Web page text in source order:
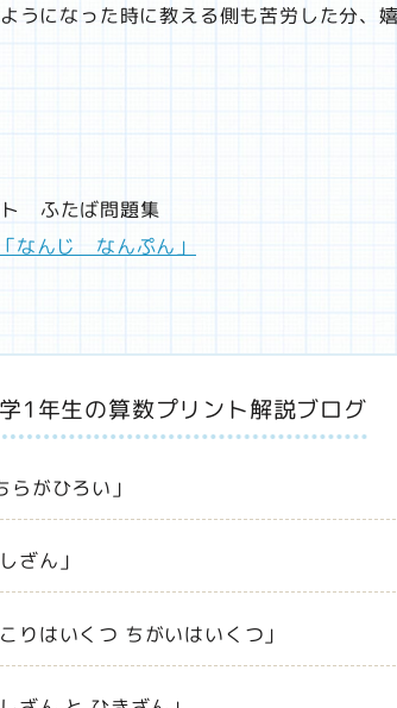
うになった時に教える側も苦労した分、
ト ふたば問題集
なんじ なんぷん」
1年生の算数プリント解説ブログ
がひろい」
ざん」
りはいくつ ちがいはいくつ」